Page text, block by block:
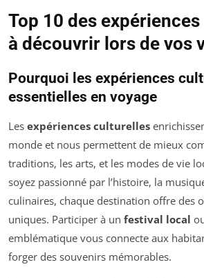
Top 10 des
à découvrir lors de vos
Pourquoi les expériences
essentielles en voyage
Les expériences culturelles
monde et nous permettent de mieux
traditions, les arts, et les modes de vie
soyez passionné par l’histoire, la
culinaires, chaque destination offre des
uniques. Participer à un festival local
emblématique vous connecte aux
forger des souvenirs mémorables.